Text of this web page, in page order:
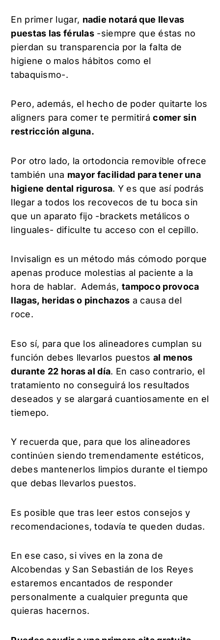
En primer lugar, nadie notará que llevas
puestas las férulas -siempre que éstas no
pierdan su transparencia por la falta de
higiene o malos hábitos como el
tabaquismo-.
Pero, además, el hecho de poder quitarte los
aligners para comer te permitirácomer sin
restricción alguna.
Por otro lado, la ortodoncia removible ofrece
también una mayor facilidad para tener una
higiene dental rigurosa. Y es que así podrás
llegar a todos los recovecos de tu boca sin
que un aparato fijo -brackets metálicos o
linguales- dificulte tu acceso con el cepillo.
Invisalign es un método más cómodo porque
apenas produce molestias al paciente a la
hora de hablar. Además, tampoco provoca
llagas, heridas o pinchazos a causa del
roce.
Eso sí, para que los alineadores cumplan su
función debes llevarlos puestos al menos
durante 22 horas al día. En caso contrario, el
tratamiento no conseguirá los resultados
deseados y se alargará cuantiosamente en el
tiemepo.
Y recuerda que, para que los alineadores
continúen siendo tremendamente estéticos,
debes mantenerlos limpios durante el tiempo
que debas llevarlos puestos.
Es posible que tras leer estos consejos y
recomendaciones, todavía te queden dudas.
En ese caso, si vives en la zona de
Alcobendas y San Sebastián de los Reyes
estaremos encantados de responder
personalmente a cualquier pregunta que
quieras hacernos.